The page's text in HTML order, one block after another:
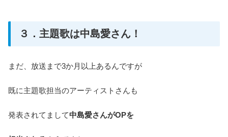
３．主題歌は中島愛さん！
まだ、放送まで3か月以上あるんですが
既に主題歌担当のアーティストさんも
発表されてまして中島愛さんがOPを